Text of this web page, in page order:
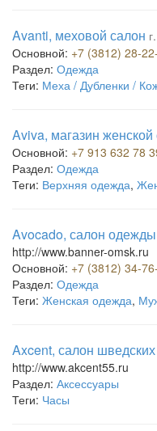
Avanti, меховой салон
Основной: +7 (3812) 28-
Раздел: Одежда
Теги: Меха / Дубленки /
Aviva, магазин
Основной: +7 913 632 78
Раздел: Одежда
Теги: Верхняя одежда,
Avocado, салон одежды
http://www.banner-omsk.ru
Основной: +7 (3812) 34-
Раздел: Одежда
Теги: Женская одежда,
Axcent, салон
http://www.akcent55.ru
Раздел: Аксессуары
Теги: Часы